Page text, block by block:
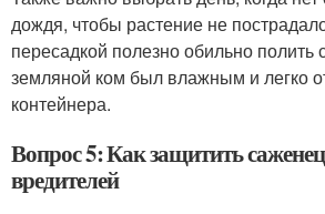
дождя, чтобы растение не
пересадкой полезно обильно полить
земляной ком был влажным и легко
контейнера.
Вопрос 5: Как защитить саженец
вредителей